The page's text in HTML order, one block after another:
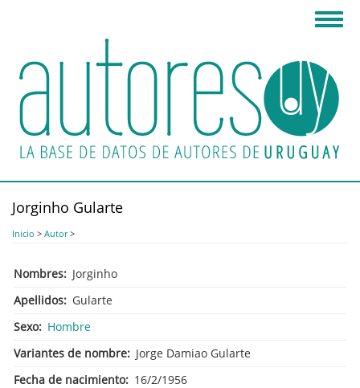
principal
Jorginho Gularte
Inicio > Autor>
Nombres
Jorginho
Apellidos
Gularte
Sexo
Hombre
Variantes de nombre
Jorge Damiao Gularte
Fecha de nacimiento
16/2/1956